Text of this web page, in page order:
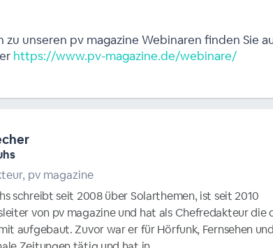
unseren pv magazine Webinaren finden Sie
https://www.pv-magazine.de/webinare/
pv magazine
schreibt seit 2008 über Solarthemen, ist seit 2010
von pv magazine und hat als Chefredakteur die
aufgebaut. Zuvor war er für Hörfunk, Fernsehen und